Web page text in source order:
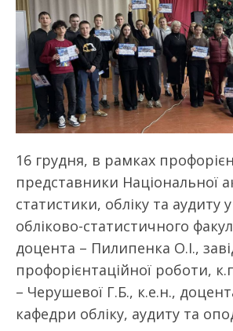
16 грудня, в рамках
представники Національної
статистики, обліку та аудиту
обліково-статистичного
доцента – Пилипенка О.І.,
профорієнтаційної роботи,
– Черушевої Г.Б., к.е.н.,
кафедри обліку, аудиту та